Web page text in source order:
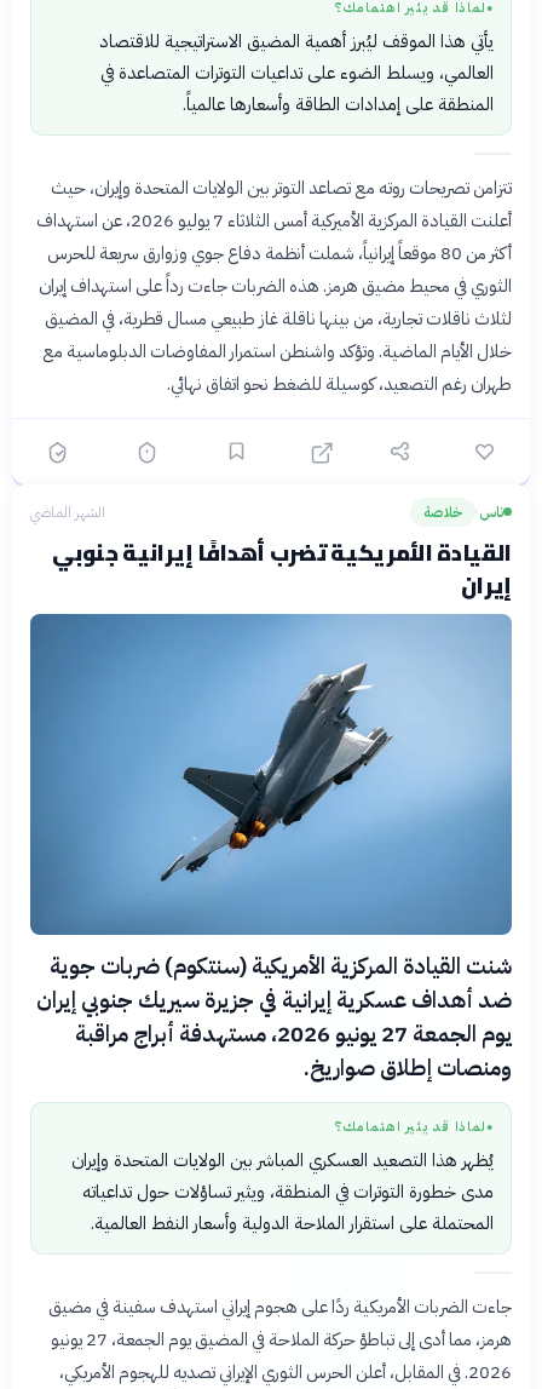
● لماذا قد يثير اهتمامك؟
يأتي هذا الموقف ليُبرز أهمية المضيق الاستراتيجية للاقتصاد
العالمي، ويسلط الضوء على تداعيات التوترات المتصاعدة في
المنطقة على إمدادات الطاقة وأسعارها عالمياً.
تتزامن تصريحات روته مع تصاعد التوتر بين الولايات المتحدة وإيران، حيث
أعلنت القيادة المركزية الأميركية أمس الثلاثاء 7 يوليو 2026، عن استهداف
أكثر من 80 موقعاً إيرانياً، شملت أنظمة دفاع جوي وزوارق سريعة للحرس
الثوري في محيط مضيق هرمز. هذه الضربات جاءت رداً على استهداف إيران
لثلاث ناقلات تجارية، من بينها ناقلة غاز طبيعي مسال قطرية، في المضيق
خلال الأيام الماضية. وتؤكد واشنطن استمرار المفاوضات الدبلوماسية مع
طهران رغم التصعيد، كوسيلة للضغط نحو اتفاق نهائي.
ناس› خلاصة الشهر الماضي
القيادة الأمريكية تضرب أهدافًا إيرانية جنوبي
إيران
شنت القيادة المركزية الأمريكية (سنتكوم) ضربات جوية
ضد أهداف عسكرية إيرانية في جزيرة سيريك جنوبي إيران
يوم الجمعة 27 يونيو 2026، مستهدفة أبراج مراقبة
ومنصات إطلاق صواريخ.
● لماذا قد يثير اهتمامك؟
يُظهر هذا التصعيد العسكري المباشر بين الولايات المتحدة وإيران
مدى خطورة التوترات في المنطقة، ويثير تساؤلات حول تداعياته
المحتملة على استقرار الملاحة الدولية وأسعار النفط العالمية.
جاءت الضربات الأمريكية ردًا على هجوم إيراني استهدف سفينة في مضيق
هرمز، مما أدى إلى تباطؤ حركة الملاحة في المضيق يوم الجمعة، 27 يونيو
2026. في المقابل، أعلن الحرس الثوري الإيراني تصديه للهجوم الأمريكي،